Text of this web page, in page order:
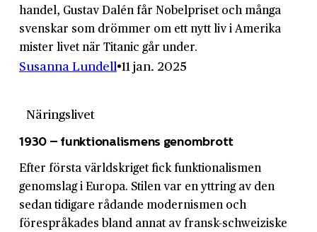
handel, Gustav Dalén får Nobel­priset och många
svenskar som drömmer om ett nytt liv i Amerika
mister livet när Titanic går under.
Susanna Lundell 11 jan. 2025
Näringslivet
1930 – funktionalismens genombrott
Efter första världskriget fick funktionalismen
genomslag i Europa. Stilen var en yttring av den
sedan tidigare rådande modernismen och
förespråkades bland annat av fransk-schweiziske